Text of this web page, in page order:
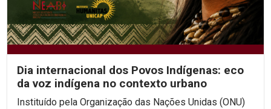
Dia internacional dos Povos Indígenas: eco
da voz indígena no contexto urbano
Instituído pela Organização das Nações Unidas (ONU)